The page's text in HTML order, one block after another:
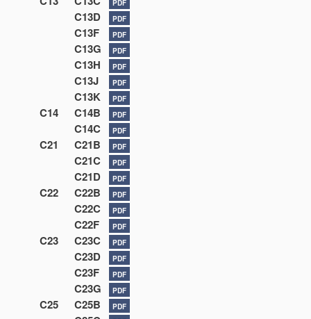
PDF
C13D PDF
C13F PDF
C13G PDF
C13H PDF
C13J PDF
C13K PDF
C14 C14B PDF
C14C PDF
C21 C21B PDF
C21C PDF
C21D PDF
C22 C22B PDF
C22C PDF
C22F PDF
C23 C23C PDF
C23D PDF
C23F PDF
C23G PDF
C25 C25B PDF